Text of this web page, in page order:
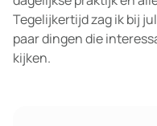
Tegelijkertijd zag ik bij
paar dingen die
kijken.